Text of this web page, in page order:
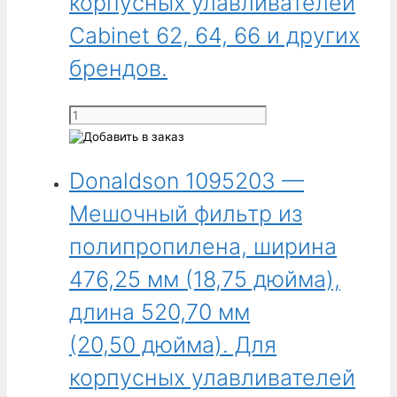
190,50 мм
(7,50 дюйма).
Для
корпусных
Cabinet
52,
и
других
брендов.
Cabinet 62, 64, 66 и других
брендов.
Количество
товара
1095202
-
Мешочный
фильтр
из
полипропилена,
ширина
476,25 мм
(18,75 дюйма),
266,70 мм
Donaldson 1095203 —
Мешочный фильтр из
полипропилена, ширина
476,25 мм (18,75 дюйма),
длина 520,70 мм
(20,50 дюйма). Для
корпусных улавливателей